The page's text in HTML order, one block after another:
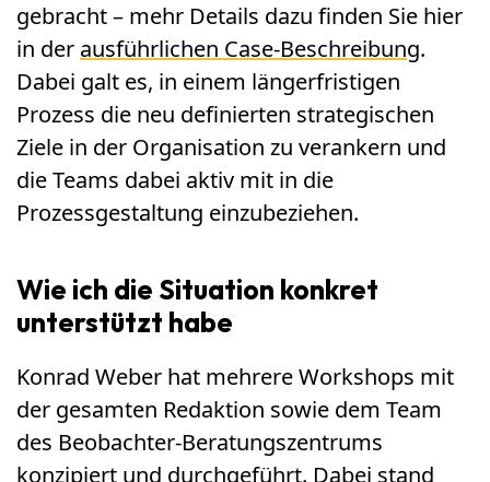
gebracht – mehr Details dazu finden Sie hier
in der ausführlichen Case-Beschreibung.
Dabei galt es, in einem längerfristigen
Prozess die neu definierten strategischen
Ziele in der Organisation zu verankern und
die Teams dabei aktiv mit in die
Prozessgestaltung einzubeziehen.
Wie ich die Situation konkret
unterstützt habe
Konrad Weber hat mehrere Workshops mit
der gesamten Redaktion sowie dem Team
des Beobachter-Beratungszentrums
konzipiert und durchgeführt. Dabei stand